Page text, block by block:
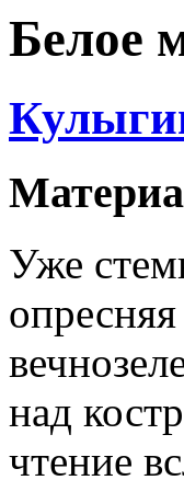
Белое
Уже
над
чтение